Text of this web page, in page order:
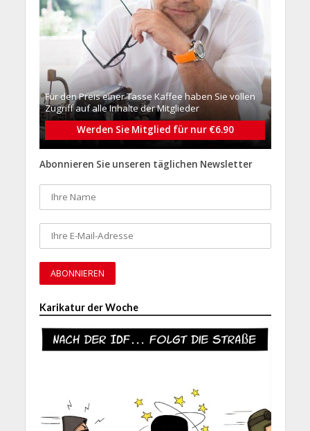
Für den Preis einer Tasse Kaffee haben Sie vollen
Zugriff auf alle Inhalte der Mitglieder
Werden Sie Mitglied für nur €6.90
Abonnieren Sie unseren täglichen Newsletter
Karikatur der Woche